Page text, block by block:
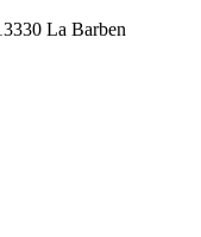
La Barben